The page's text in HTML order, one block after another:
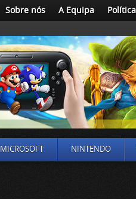
Sobre nós A Equipa
MICROSOFT NINTENDO